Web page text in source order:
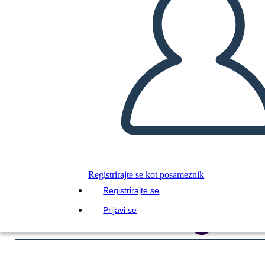
Registrirajte se kot posameznik
Registrirajte se
Prijavi se